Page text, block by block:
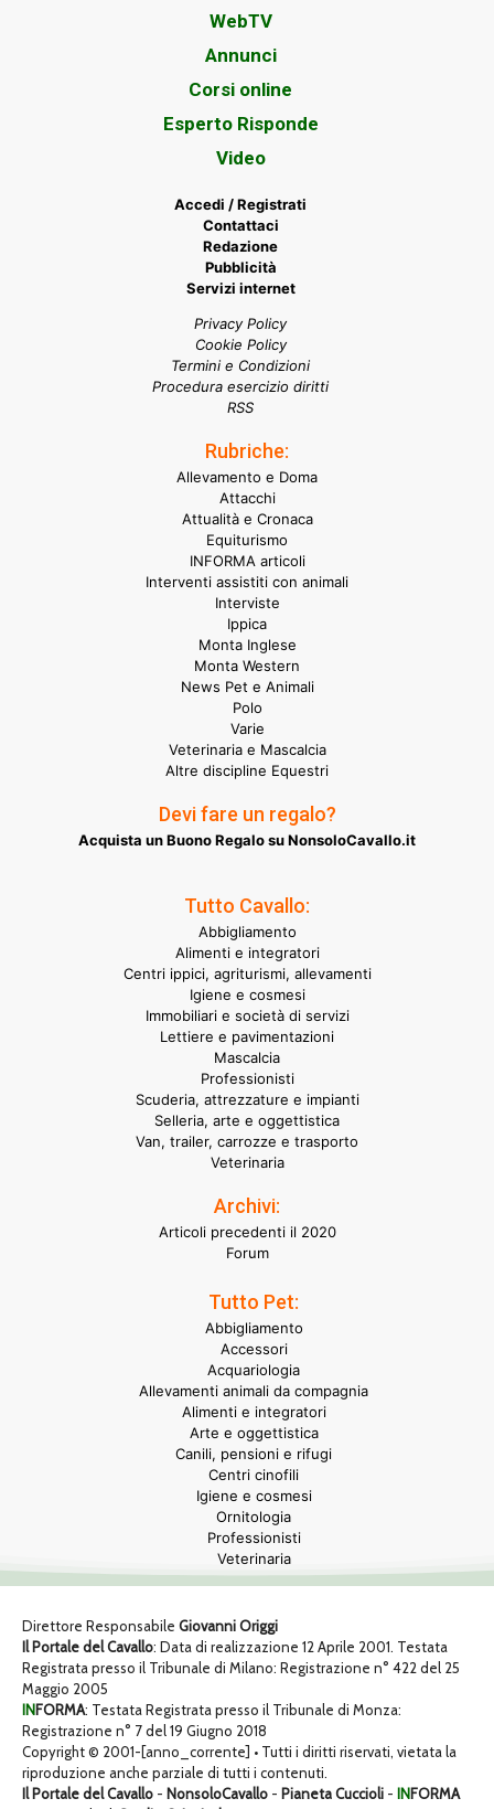
WebTV
Annunci
Corsi online
Esperto Risponde
Video
Accedi / Registrati
Contattaci
Redazione
Pubblicità
Servizi internet
Privacy Policy
Cookie Policy
Termini e Condizioni
Procedura esercizio diritti
RSS
Rubriche:
Allevamento e Doma
Attacchi
Attualità e Cronaca
Equiturismo
INFORMA articoli
Interventi assistiti con animali
Interviste
Ippica
Monta Inglese
Monta Western
News Pet e Animali
Polo
Varie
Veterinaria e Mascalcia
Altre discipline Equestri
Devi fare un regalo?
Acquista un Buono Regalo su NonsoloCavallo.it
Tutto Cavallo:
Abbigliamento
Alimenti e integratori
Centri ippici, agriturismi, allevamenti
Igiene e cosmesi
Immobiliari e società di servizi
Lettiere e pavimentazioni
Mascalcia
Professionisti
Scuderia, attrezzature e impianti
Selleria, arte e oggettistica
Van, trailer, carrozze e trasporto
Veterinaria
Archivi:
Articoli precedenti il 2020
Forum
Tutto Pet:
Abbigliamento
Accessori
Acquariologia
Allevamenti animali da compagnia
Alimenti e integratori
Arte e oggettistica
Canili, pensioni e rifugi
Centri cinofili
Igiene e cosmesi
Ornitologia
Professionisti
Veterinaria
Direttore Responsabile Giovanni Origgi
Il Portale del Cavallo: Data di realizzazione 12 Aprile 2001. Testata
Registrata presso il Tribunale di Milano: Registrazione n° 422 del 25
Maggio 2005
INFORMA: Testata Registrata presso il Tribunale di Monza:
Registrazione n° 7 del 19 Giugno 2018
Copyright © 2001-[anno_corrente] • Tutti i diritti riservati, vietata la
riproduzione anche parziale di tutti i contenuti.
Il Portale del Cavallo - NonsoloCavallo - Pianeta Cuccioli - INFORMA